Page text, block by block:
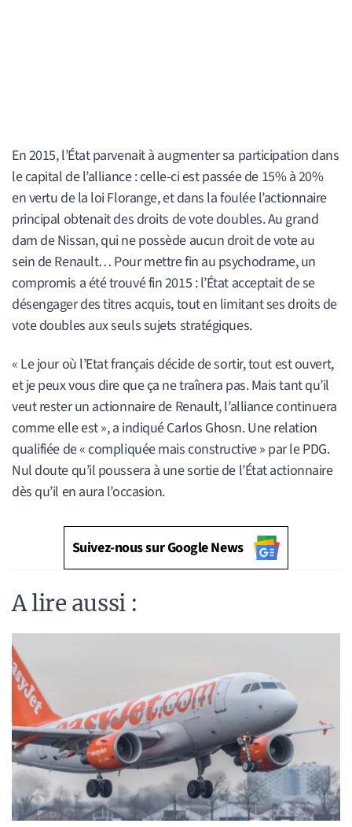
En 2015, l’État parvenait à augmenter sa participation dans
le capital de l’alliance : celle-ci est passée de 15% à 20%
en vertu de la loi Florange, et dans la foulée l’actionnaire
principal obtenait des droits de vote doubles. Au grand
dam de Nissan, qui ne possède aucun droit de vote au
sein de Renault… Pour mettre fin au psychodrame, un
compromis a été trouvé fin 2015 : l’État acceptait de se
désengager des titres acquis, tout en limitant ses droits de
vote doubles aux seuls sujets stratégiques.
« Le jour où l’Etat français décide de sortir, tout est ouvert,
et je peux vous dire que ça ne traînera pas. Mais tant qu’il
veut rester un actionnaire de Renault, l’alliance continuera
comme elle est », a indiqué Carlos Ghosn. Une relation
qualifiée de « compliquée mais constructive » par le PDG.
Nul doute qu’il poussera à une sortie de l’État actionnaire
dès qu’il en aura l’occasion.
Suivez-nous sur Google News
A lire aussi :